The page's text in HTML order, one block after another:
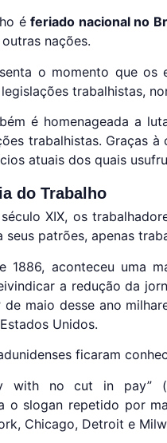
éferiado nacional no
nações.
o momento que os
trabalhistas,
é homenageada a
trabalhistas. Graças
atuais dos quais
do Trabalho
XIX, os
seus patrões, apenas
1886, aconteceu uma
a redução da
de maio desse ano
Unidos.
ficaram
with no cut in pay”
o slogan repetido por
Chicago, Detroit e